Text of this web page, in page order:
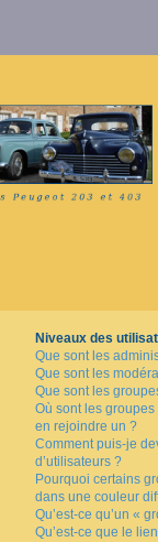
Niveaux des
Que sont les
Que sont les
Que sont les
Où sont les
en rejoindre un ?
Comment puis-je
d’utilisateurs ?
Pourquoi certains
dans une couleur
Qu’est-ce qu’un «
Qu’est-ce que le